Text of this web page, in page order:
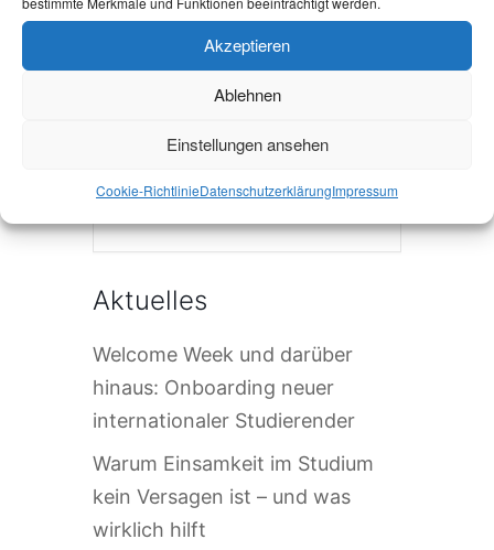
Akzeptieren
Ablehnen
Einstellungen ansehen
Cookie-RichtlinieDatenschutzerklärungImpressum
+ iCal / Outlook export
Die Veranstaltung ist beendet.
Aktuelles
Welcome Week und darüber
hinaus: Onboarding neuer
internationaler Studierender
Warum Einsamkeit im Studium
kein Versagen ist – und was
wirklich hilft